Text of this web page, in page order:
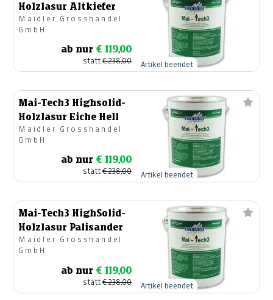
Holzlasur Altkiefer
Maidler Grosshandel
GmbH
ab nur € 119,00
statt€ 238,00 Artikel beendet
Mai-Tech3 Highsolid-
Holzlasur Eiche Hell
Maidler Grosshandel
GmbH
ab nur € 119,00
statt€ 238,00 Artikel beendet
Mai-Tech3 HighSolid-
Holzlasur Palisander
Maidler Grosshandel
GmbH
ab nur € 119,00
statt€ 238,00 Artikel beendet